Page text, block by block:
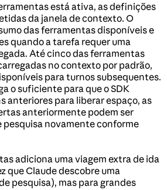
está ativa, as definições
da janela de contexto. O
das ferramentas disponíveis e
quando a tarefa requer uma
Até cinco das ferramentas
no contexto por padrão,
para turnos subsequentes.
o suficiente para que o SDK
anteriores para liberar espaço, as
anteriormente podem ser
pesquisa novamente conforme
adiciona uma viagem extra de ida
que Claude descobre uma
pesquisa), mas para grandes